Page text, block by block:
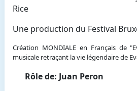
Rice
Une production du Festival
Création MONDIALE en Français de
musicale retraçant la vie légendaire de
Rôle de: Juan Peron